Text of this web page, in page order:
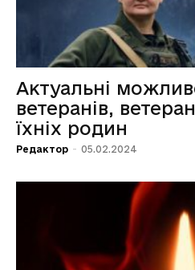
Актуальні
ветеранів,
їхніх родин
Редактор - 05.02.2024